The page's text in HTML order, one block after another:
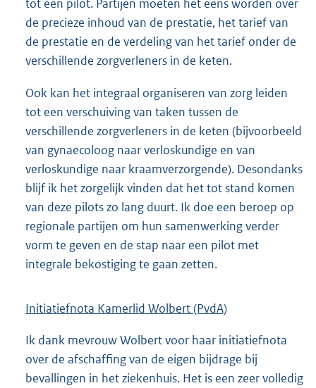
tot een pilot. Partijen moeten het eens worden over
de precieze inhoud van de prestatie, het tarief van
de prestatie en de verdeling van het tarief onder de
verschillende zorgverleners in de keten.
Ook kan het integraal organiseren van zorg leiden
tot een verschuiving van taken tussen de
verschillende zorgverleners in de keten (bijvoorbeeld
van gynaecoloog naar verloskundige en van
verloskundige naar kraamverzorgende). Desondanks
blijf ik het zorgelijk vinden dat het tot stand komen
van deze pilots zo lang duurt. Ik doe een beroep op
regionale partijen om hun samenwerking verder
vorm te geven en de stap naar een pilot met
integrale bekostiging te gaan zetten.
Initiatiefnota Kamerlid Wolbert (PvdA)
Ik dank mevrouw Wolbert voor haar initiatiefnota
over de afschaffing van de eigen bijdrage bij
bevallingen in het ziekenhuis. Het is een zeer volledig